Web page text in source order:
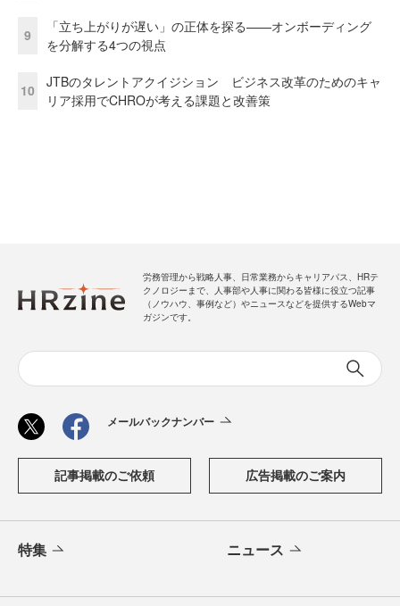
9
「立ち上がりが遅い」の正体を探る——オンボーディング
を分解する4つの視点
10
JTBのタレントアクイジション ビジネス改革のためのキャ
リア採用でCHROが考える課題と改善策
労務管理から戦略人事、日常業務からキャリアパス、HRテ
クノロジーまで、人事部や人事に関わる皆様に役立つ記事
（ノウハウ、事例など）やニュースなどを提供するWebマ
ガジンです。
メールバックナンバー
記事掲載のご依頼 広告掲載のご案内
特集 ニュース